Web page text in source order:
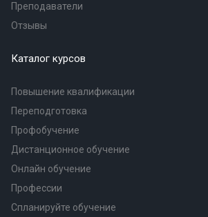
Преподаватели
Отзывы
Каталог курсов
Повышение квалификации
Переподготовка
Профобучение
Дистанционное обучение
Онлайн обучение
Профессии
Спланируйте обучение